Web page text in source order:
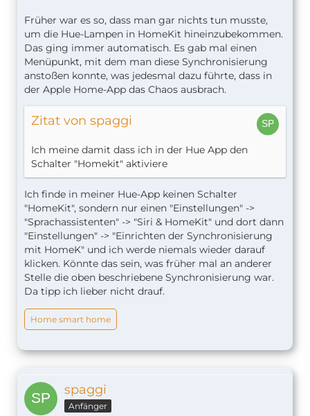
Früher war es so, dass man gar nichts tun musste,
um die Hue-Lampen in HomeKit hineinzubekommen.
Das ging immer automatisch. Es gab mal einen
Menüpunkt, mit dem man diese Synchronisierung
anstoßen konnte, was jedesmal dazu führte, dass in
der Apple Home-App das Chaos ausbrach.
Zitat von spaggi
Ich meine damit dass ich in der Hue App den
Schalter "Homekit" aktiviere
Ich finde in meiner Hue-App keinen Schalter
"HomeKit", sondern nur einen "Einstellungen" ->
"Sprachassistenten" -> "Siri & HomeKit" und dort dann
"Einstellungen" -> "Einrichten der Synchronisierung
mit HomeK" und ich werde niemals wieder darauf
klicken. Könnte das sein, was früher mal an anderer
Stelle die oben beschriebene Synchronisierung war.
Da tipp ich lieber nicht drauf.
Home smart home
spaggi
Anfänger